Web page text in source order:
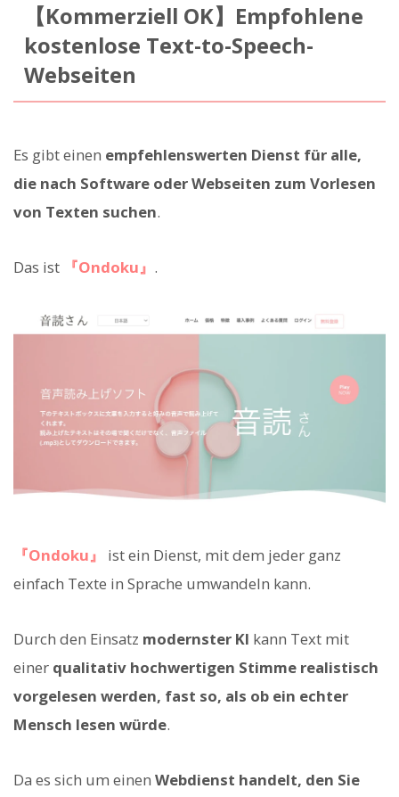
【Kommerziell OK】Empfohlene
kostenlose Text-to-Speech-
Webseiten
Es gibt einen empfehlenswerten Dienst für alle,
die nach Software oder Webseiten zum Vorlesen
von Texten suchen.
Das ist 『Ondoku』 .
『Ondoku』
ist ein Dienst, mit dem jeder ganz
einfach Texte in Sprache umwandeln kann.
Durch den Einsatz modernster KI kann Text mit
einer qualitativ hochwertigen Stimme realistisch
vorgelesen werden, fast so, als ob ein echter
Mensch lesen würde.
Da es sich um einen Webdienst handelt, den Sie